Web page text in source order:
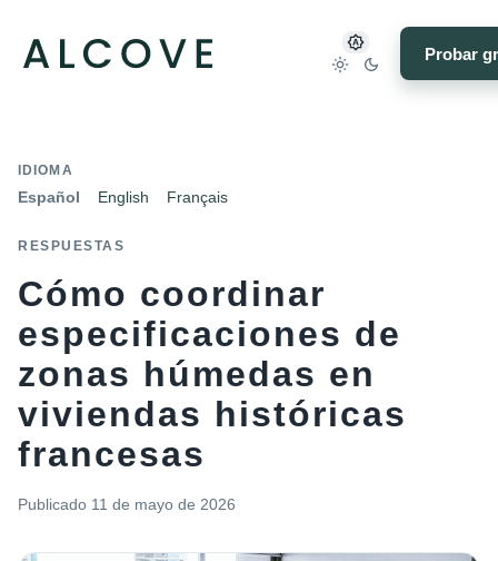
Probar
IDIOMA
Español English Français
RESPUESTAS
Cómo coordinar
especificaciones de
zonas húmedas en
viviendas históricas
francesas
Publicado 11 de mayo de 2026